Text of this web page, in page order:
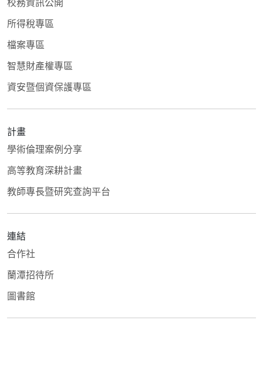
所得稅專區
檔案專區
智慧財產權專區
資安暨個資保護專區
計畫
學術倫理案例分享
高等教育深耕計畫
教師專長暨研究查詢平台
連結
合作社
蘭潭招待所
圖書館